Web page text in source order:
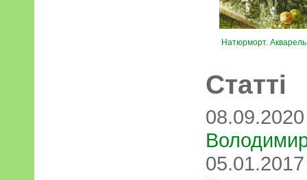
Натюрморт. Акварель
Статті